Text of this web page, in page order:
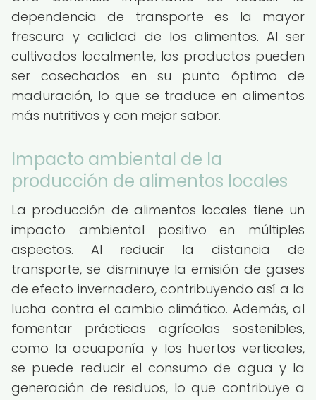
dependencia de transporte es la mayor
frescura y calidad de los alimentos. Al ser
cultivados localmente, los productos pueden
ser cosechados en su punto óptimo de
maduración, lo que se traduce en alimentos
más nutritivos y con mejor sabor.
Impacto ambiental de la
producción de alimentos locales
La producción de alimentos locales tiene un
impacto ambiental positivo en múltiples
aspectos. Al reducir la distancia de
transporte, se disminuye la emisión de gases
de efecto invernadero, contribuyendo así a la
lucha contra el cambio climático. Además, al
fomentar prácticas agrícolas sostenibles,
como la acuaponía y los huertos verticales,
se puede reducir el consumo de agua y la
generación de residuos, lo que contribuye a